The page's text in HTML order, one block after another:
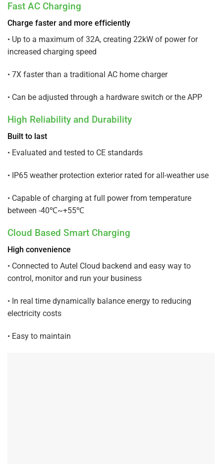
Fast AC Charging
Charge faster and more efficiently
• Up to a maximum of 32A, creating 22kW of power for
increased charging speed
• 7X faster than a traditional AC home charger
• Can be adjusted through a hardware switch or the APP
High Reliability and Durability
Built to last
• Evaluated and tested to CE standards
• IP65 weather protection exterior rated for all-weather use
• Capable of charging at full power from temperature
between -40℃~+55℃
Cloud Based Smart Charging
High convenience
• Connected to Autel Cloud backend and easy way to
control, monitor and run your business
• In real time dynamically balance energy to reducing
electricity costs
• Easy to maintain